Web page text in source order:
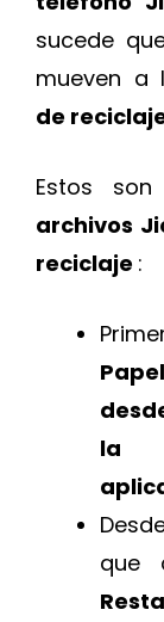
sucede
mueven a
de
Estos
archivos
reciclaje :
la
que